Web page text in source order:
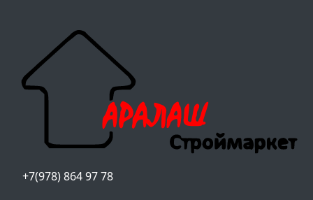
+7(978) 864 97 78